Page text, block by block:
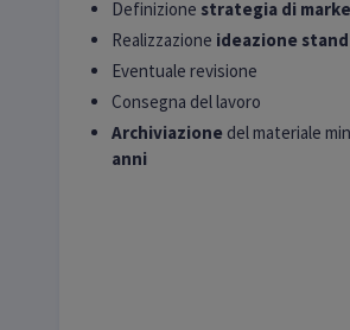
Definizione strategia di
Realizzazione ideazione stand
Eventuale revisione
Consegna del lavoro
Archiviazione del materiale
anni